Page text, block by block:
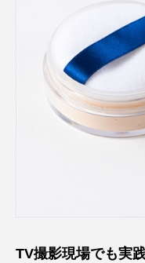
TV撮影現場でも実